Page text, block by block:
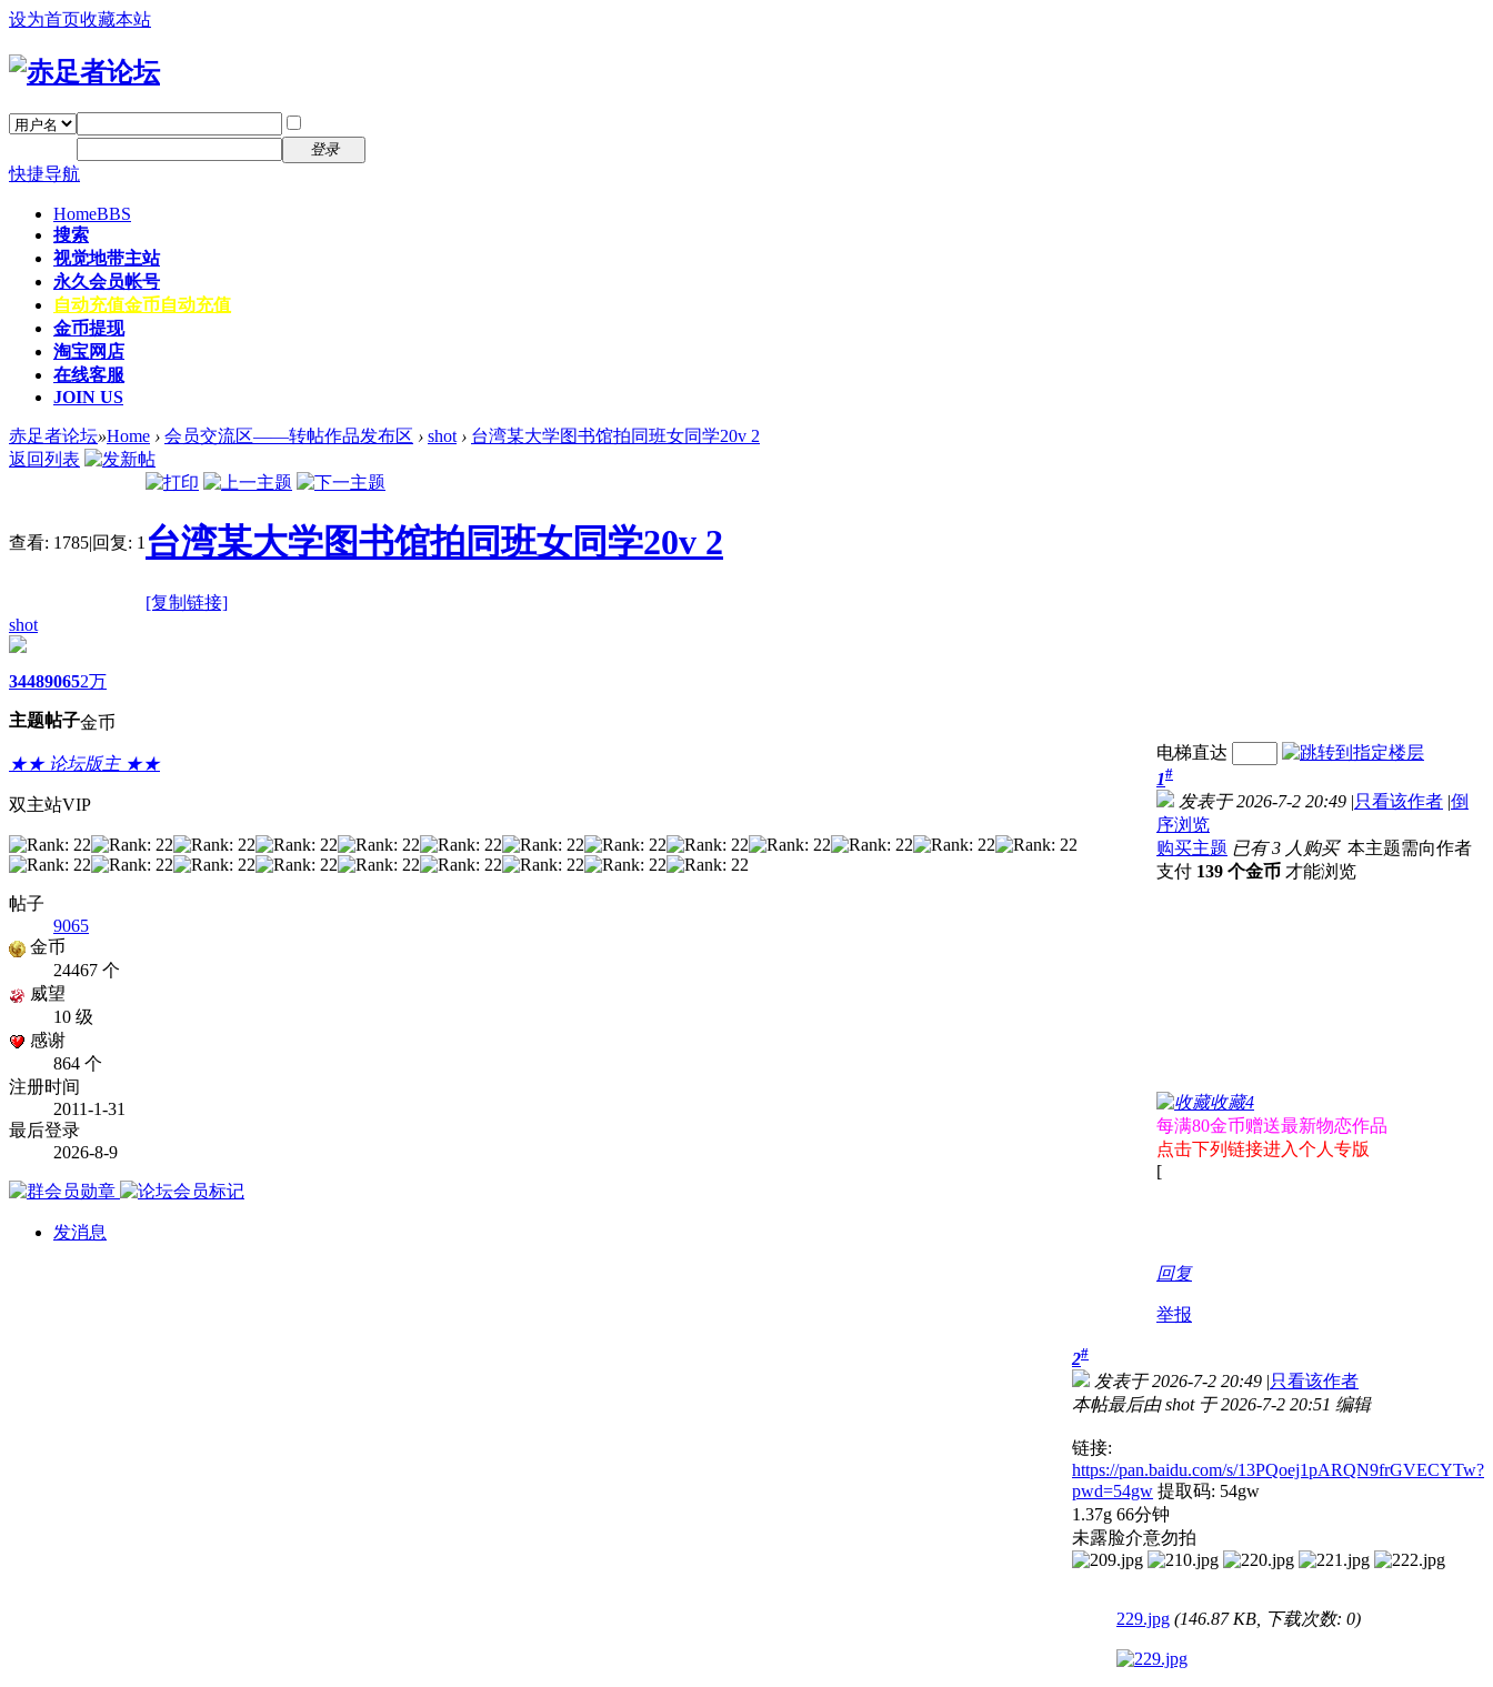
设为首页收藏本站
登录
快捷导航
HomeBBS
搜索
视觉地带主站
永久会员帐号
自动充值金币自动充值
金币提现
淘宝网店
在线客服
JOIN US
赤足者论坛»Home › 会员交流区——转帖作品发布区 › shot › 台湾某大学图书馆拍同班女同学20v 2
返回列表
查看: 1785|回复: 1 台湾某大学图书馆拍同班女同学20v 2
[复制链接]
shot
3448
主题
9065
帖子
2万
金币
★★ 论坛版主 ★★
双主站VIP
帖子
9065
金币
24467 个
威望
10 级
感谢
864 个
注册时间
2011-1-31
最后登录
2026-8-9
发消息
电梯直达
1#
发表于 2026-7-2 20:49 |只看该作者 |倒
序浏览
购买主题 已有 3 人购买 本主题需向作者
支付 139 个金币 才能浏览
收藏4
每满80金币赠送最新物恋作品
点击下列链接进入个人专版
[
回复
举报
2#
发表于 2026-7-2 20:49 |只看该作者
本帖最后由 shot 于 2026-7-2 20:51 编辑
链接:
https://pan.baidu.com/s/13PQoej1pARQN9frGVECYTw?
pwd=54gw 提取码: 54gw
1.37g 66分钟
未露脸介意勿拍
229.jpg (146.87 KB, 下载次数: 0)